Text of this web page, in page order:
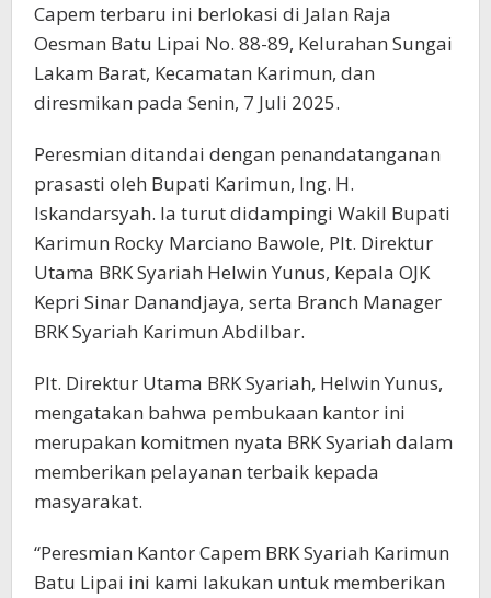
Capem terbaru ini berlokasi di Jalan Raja
Oesman Batu Lipai No. 88-89, Kelurahan Sungai
Lakam Barat, Kecamatan Karimun, dan
diresmikan pada Senin, 7 Juli 2025.
Peresmian ditandai dengan penandatanganan
prasasti oleh Bupati Karimun, Ing. H.
Iskandarsyah. Ia turut didampingi Wakil Bupati
Karimun Rocky Marciano Bawole, Plt. Direktur
Utama BRK Syariah Helwin Yunus, Kepala OJK
Kepri Sinar Danandjaya, serta Branch Manager
BRK Syariah Karimun Abdilbar.
Plt. Direktur Utama BRK Syariah, Helwin Yunus,
mengatakan bahwa pembukaan kantor ini
merupakan komitmen nyata BRK Syariah dalam
memberikan pelayanan terbaik kepada
masyarakat.
“Peresmian Kantor Capem BRK Syariah Karimun
Batu Lipai ini kami lakukan untuk memberikan